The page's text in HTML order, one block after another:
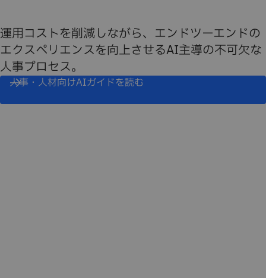
運用コストを削減しながら、エンドツーエンドの
エクスペリエンスを向上させるAI主導の不可欠な
人事プロセス。
人事・人材向けAIガイドを読む